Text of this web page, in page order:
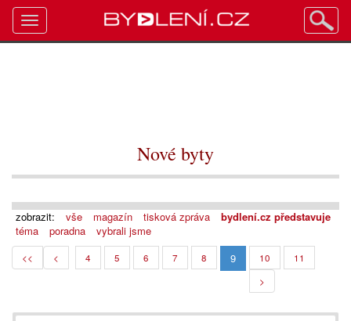
Nové byty
zobrazit: vše magazín tisková zpráva
bydlení.cz představuje
téma
poradna vybrali jsme
<< < 4 5 6 7 8 9 10
11
>
Toggle
navigation